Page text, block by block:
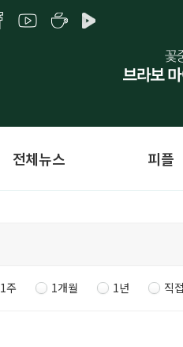
전체뉴스 피플
1주 1개월 1년 직